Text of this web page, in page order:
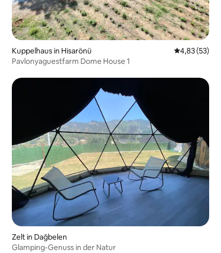
Kuppelhaus in Hisarönü
4,83 (53)
Pavlonyaguestfarm Dome House 1
Zelt in Dağbelen
Glamping-Genuss in der Natur